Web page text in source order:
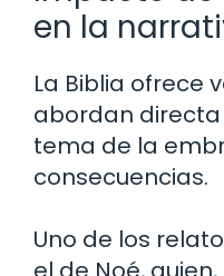
en la
La Biblia ofrece
abordan
tema de la
consecuencias.
Uno de los